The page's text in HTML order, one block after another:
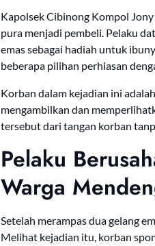
Kapolsek Cibinong Kompol
pura menjadi pembeli. Pelaku
emas sebagai hadiah untuk
beberapa pilihan perhiasan
Korban dalam kejadian ini
mengambilkan dan
tersebut dari tangan korban
Pelaku
Warga
Setelah merampas dua gelang
Melihat kejadian itu, korban